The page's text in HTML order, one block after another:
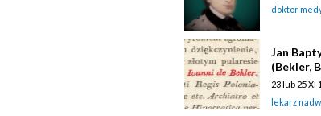
doktor
Jan
(Bekler,
23 lub 25 XI
lekarz